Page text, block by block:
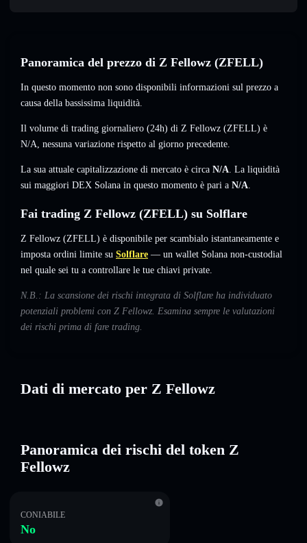
Panoramica del prezzo di Z Fellowz (ZFELL)
In questo momento non sono disponibili informazioni sul prezzo a
causa della bassissima liquidità.
Il volume di trading giornaliero (24h) di Z Fellowz (ZFELL) è
N/A, nessuna variazione rispetto al giorno precedente.
La sua attuale capitalizzazione di mercato è circa N/A. La liquidità
sui maggiori DEX Solana in questo momento è pari a N/A.
Fai trading Z Fellowz (ZFELL) su Solflare
Z Fellowz (ZFELL) è disponibile per scambialo istantaneamente e
imposta ordini limite su Solflare — un wallet Solana non-custodial
nel quale sei tu a controllare le tue chiavi private.
N.B.: La scansione dei rischi integrata di Solflare ha individuato
potenziali problemi con Z Fellowz. Esamina sempre le valutazioni
dei rischi prima di fare trading.
Dati di mercato per Z Fellowz
Panoramica dei rischi del token Z
Fellowz
CONIABILE
No